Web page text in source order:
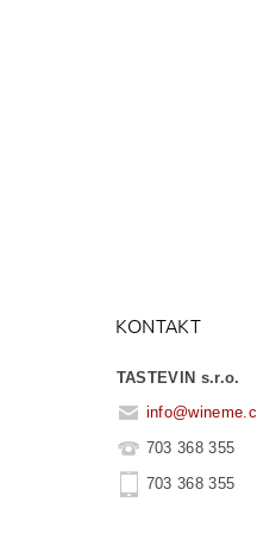
KONTAKT
TASTEVIN s.r.o.
info@
703 368 355
703 368 355